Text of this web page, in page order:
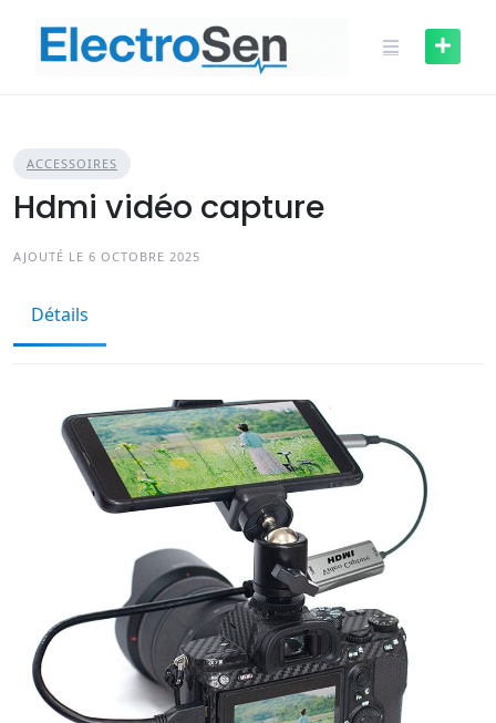
content
ACCESSOIRES
Hdmi vidéo capture
AJOUTÉ LE 6 OCTOBRE 2025
Détails